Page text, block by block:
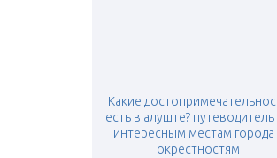
Какие
есть в алуште?
интересным местам города
окрестностям